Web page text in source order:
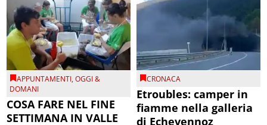
APPUNTAMENTI,OGGI &
DOMANI
COSA FARE NEL FINE
SETTIMANA IN VALLE
CRONACA
Etroubles: camper in
fiamme nella galleria
di Echevennoz